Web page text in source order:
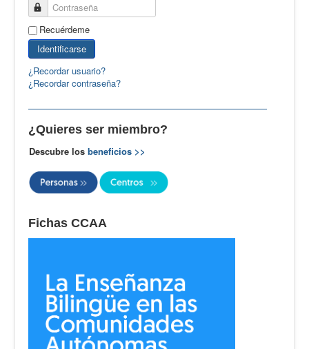
Calidad
Artículos
Recursos
Observatorio EB
CIEB
Contacto
Contraseña
Recuérdeme
Identificarse
¿Recordar usuario?
¿Recordar contraseña?
¿Quieres ser miembro?
Descubre los beneficios >>
Fichas CCAA